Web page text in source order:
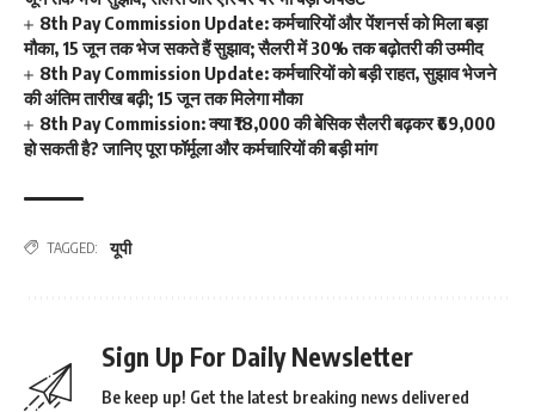
8th Pay Commission Update: कर्मचारियों और पेंशनर्स को मिला बड़ा
मौका, 15 जून तक भेज सकते हैं सुझाव; सैलरी में 30% तक बढ़ोतरी की उम्मीद
8th Pay Commission Update: कर्मचारियों को बड़ी राहत, सुझाव भेजने
की अंतिम तारीख बढ़ी; 15 जून तक मिलेगा मौका
8th Pay Commission: क्या ₹18,000 की बेसिक सैलरी बढ़कर ₹69,000
हो सकती है? जानिए पूरा फॉर्मूला और कर्मचारियों की बड़ी मांग
TAGGED: यूपी
Sign Up For Daily Newsletter
Be keep up! Get the latest breaking news delivered